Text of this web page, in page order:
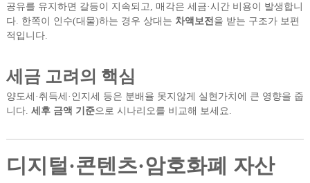
공유를 유지하면 갈등이 지속되고, 매각은 세금·시간 비용이 발생합니
다. 한쪽이 인수(대물)하는 경우 상대는 차액보전 을 받는 구조가 보편
적입니다.
세금 고려의 핵심
양도세·취득세·인지세 등은 분배율 못지않게 실현가치에 큰 영향을 줍
니다. 세후 금액 기준으로 시나리오를 비교해 보세요.
디지털·콘텐츠·암호화폐 자산